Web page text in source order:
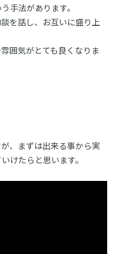
手法があります。
を話し、お互いに盛り上
囲気がとても良くなりま
、まずは出来る事から実
けたらと思います。